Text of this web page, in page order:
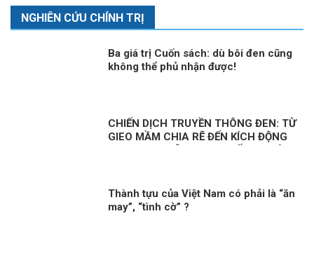
NGHIÊN CỨU CHÍNH TRỊ
Ba giá trị Cuốn sách: dù bôi đen cũng
không thể phủ nhận được!
CHIẾN DỊCH TRUYỀN THÔNG ĐEN: TỪ
GIEO MẦM CHIA RẼ ĐẾN KÍCH ĐỘNG
Thành tựu của Việt Nam có phải là “ăn
may”, “tình cờ” ?